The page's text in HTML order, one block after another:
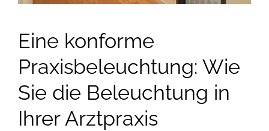
Eine konforme
Praxisbeleuchtung: Wie
Sie die Beleuchtung in
Ihrer Arztpraxis